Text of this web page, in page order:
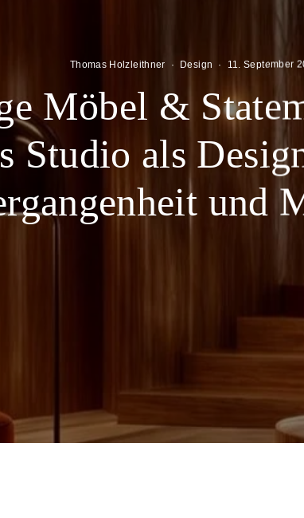
Thomas Holzleithner · Design · 11. September
Möbel &
Studio als
und